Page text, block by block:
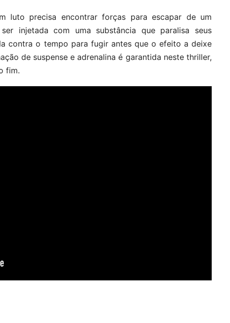
luto precisa encontrar forças para escapar de um
injetada com uma substância que paralisa seus
contra o tempo para fugir antes que o efeito a deixe
de suspense e adrenalina é garantida neste thriller,
fim.